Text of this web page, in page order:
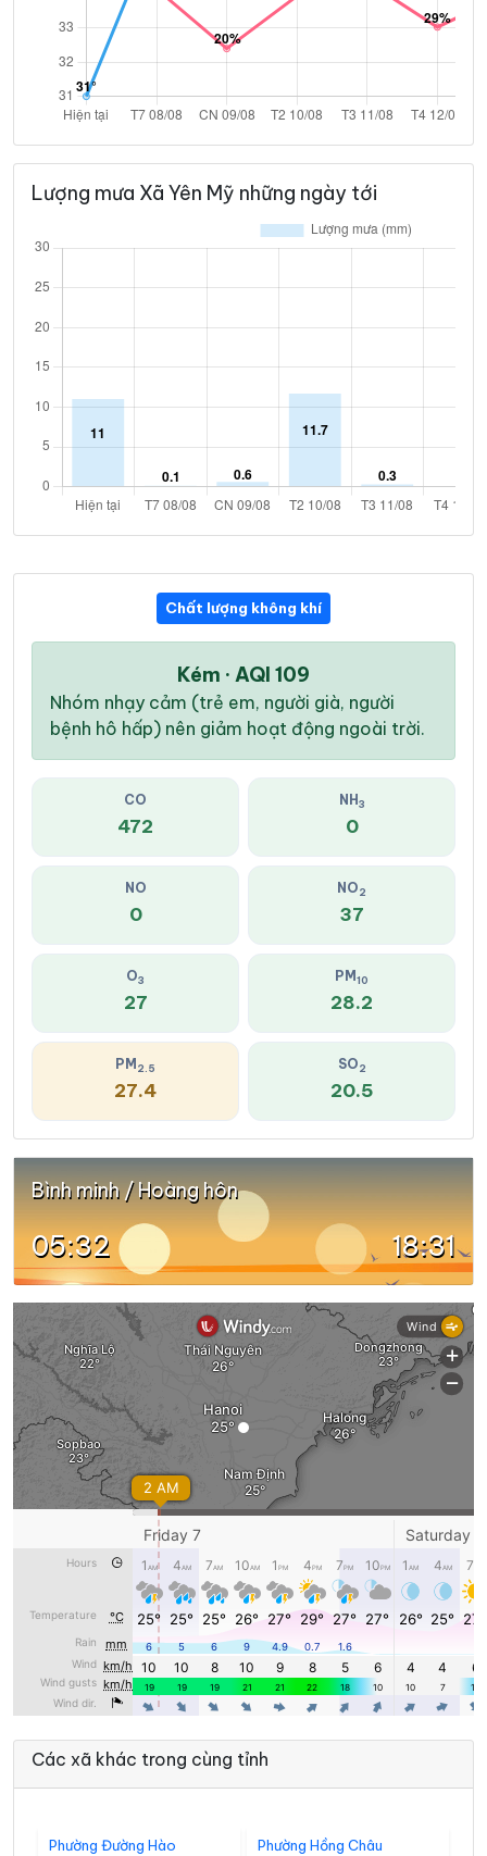
Lượng mưa Xã Yên Mỹ những ngày tới
Chất lượng không khí
Kém · AQI 109
Nhóm nhạy cảm (trẻ em, người già, người
bệnh hô hấp) nên giảm hoạt động ngoài trời.
CO
472
NH 3
0
NO
0
NO2
37
O3
27
PM 10
28.2
PM 2.5
27.4
SO2
20.5
Bình minh / Hoàng hôn
05:32 18:31
Các xã khác trong cùng tỉnh
Phường Đường Hào Phường Hồng Châu